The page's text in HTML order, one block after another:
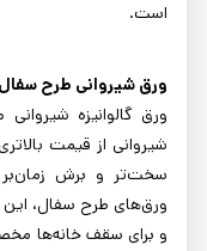
است.
ورق شیروانی طرح سفال
ورق گالوانیزه
شیروانی از قیمت
سخت‌تر و برش
ورق‌های طرح سفال، این
و برای سقف خانه‌ها